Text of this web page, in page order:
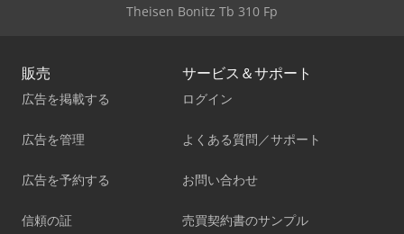
Theisen Bonitz Tb 310 Fp
販売
広告を掲載する
広告を管理
広告を予約する
信頼の証
サービス＆サポート
ログイン
よくある質問／サポート
お問い合わせ
売買契約書のサンプル